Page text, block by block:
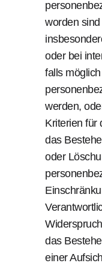
worden
oder bei
falls
werden,
Kriterien für
das
oder
das
einer